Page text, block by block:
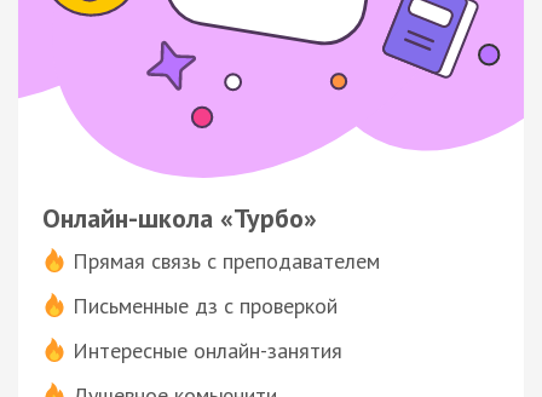
Онлайн-школа «Турбо»
Прямая связь с преподавателем
Письменные дз с проверкой
Интересные онлайн-занятия